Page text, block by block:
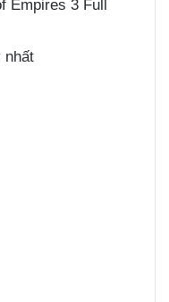
Empires 3 Full
nhất